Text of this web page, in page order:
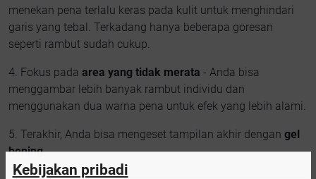
menekan pena terlalu keras pada kulit untuk menghindari
garis yang tebal. Terkadang hanya beberapa goresan
seperti rambut sudah cukup.
4. Fokus pada area yang tidak merata - Anda bisa
menggambar lebih banyak rambut individu dan
menggunakan dua warna pena untuk efek yang lebih alami.
5. Terakhir, Anda bisa mengeset tampilan akhir dengan gel
bening.
Kebijakan pribadi